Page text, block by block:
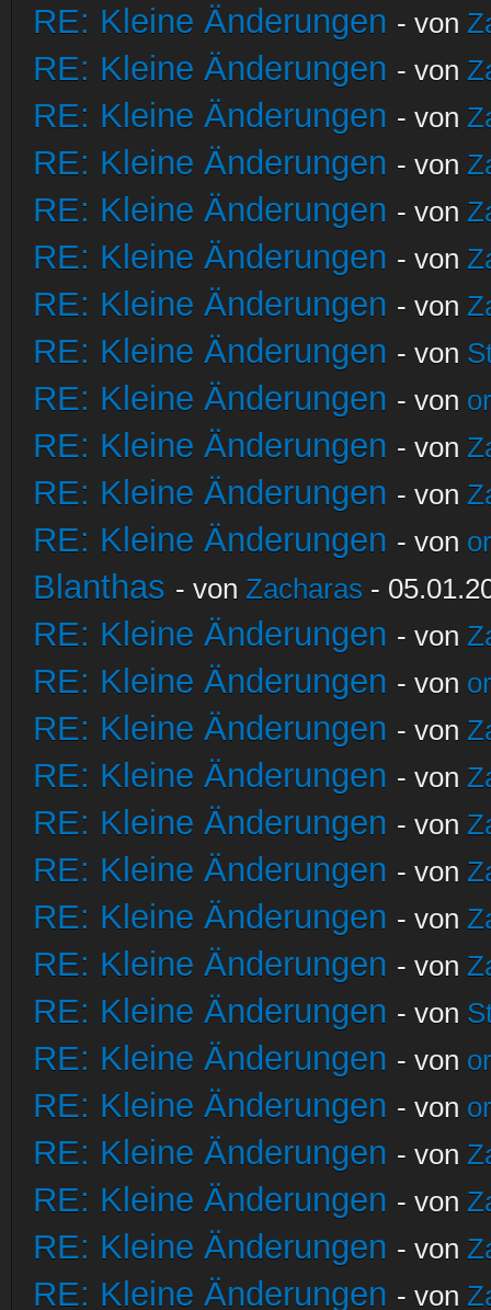
RE: Kleine Änderungen - von
RE: Kleine Änderungen - von
RE: Kleine Änderungen - von
RE: Kleine Änderungen - von
RE: Kleine Änderungen - von
RE: Kleine Änderungen - von
RE: Kleine Änderungen - von
RE: Kleine Änderungen - von
RE: Kleine Änderungen - von
RE: Kleine Änderungen - von
RE: Kleine Änderungen - von
RE: Kleine Änderungen - von
Blanthas - von Zacharas -
RE: Kleine Änderungen - von
RE: Kleine Änderungen - von
RE: Kleine Änderungen - von
RE: Kleine Änderungen - von
RE: Kleine Änderungen - von
RE: Kleine Änderungen - von
RE: Kleine Änderungen - von
RE: Kleine Änderungen - von
RE: Kleine Änderungen - von
RE: Kleine Änderungen - von
RE: Kleine Änderungen - von
RE: Kleine Änderungen - von
RE: Kleine Änderungen - von
RE: Kleine Änderungen - von
RE: Kleine Änderungen - von